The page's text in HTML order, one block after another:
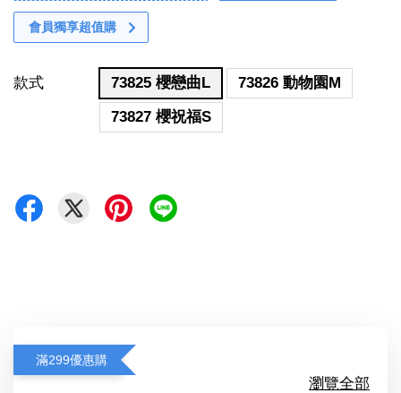
會員獨享超值購
款式 73825 櫻戀曲L
73826 動物園M
73827 櫻祝福S
滿299優惠購
瀏覽全部